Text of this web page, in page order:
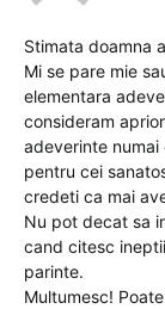
Stimata doamna
Mi se pare mie
elementara
consideram
adeverinte
pentru cei
credeti ca mai
Nu pot decat sa
cand citesc
parinte.
Multumesc!